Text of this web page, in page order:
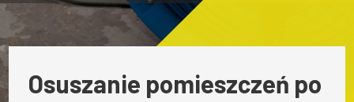
Osuszanie pomieszczeń po